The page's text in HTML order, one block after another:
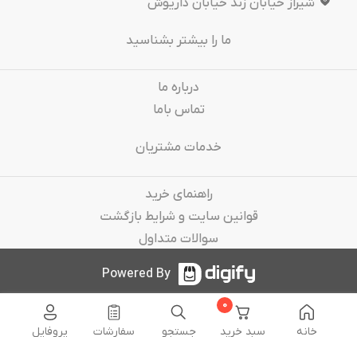
سفارشات جستجو پروفایل خانه
0
سبد خرید
ما را بیشتر بشناسید
درباره‌ ما
تماس باما
خدمات مشتریان
راهنمای خرید
قوانین سایت و شرایط بازگشت
سوالات متداول
Powered By